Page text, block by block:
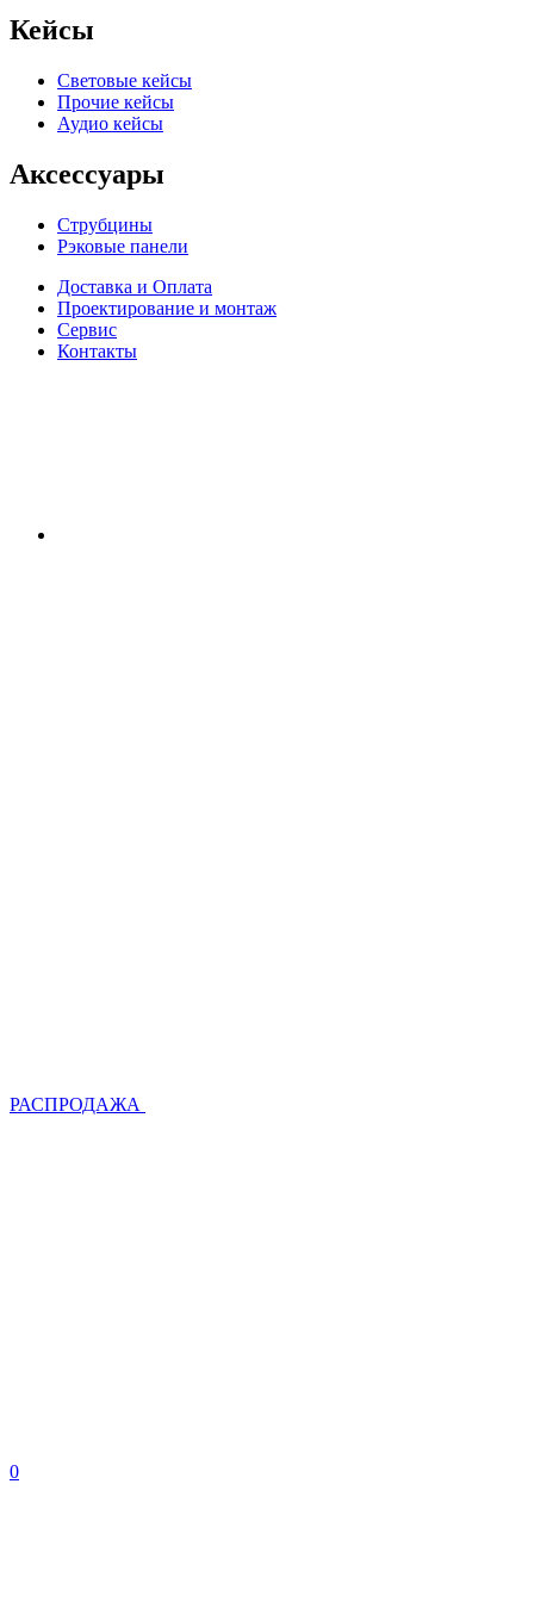
Кейсы
Световые кейсы
Прочие кейсы
Аудио кейсы
Аксессуары
Струбцины
Рэковые панели
Доставка и Оплата
Проектирование и монтаж
Сервис
Контакты
РАСПРОДАЖА
0